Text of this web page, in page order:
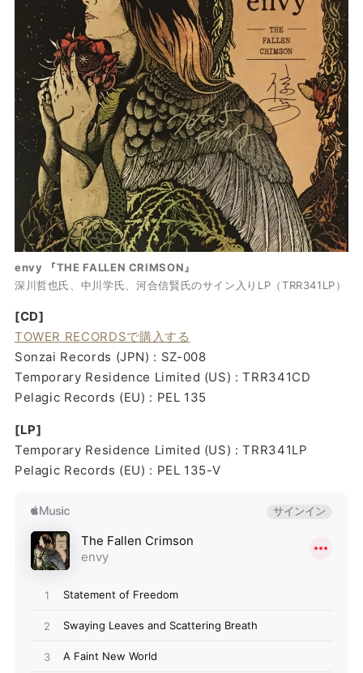
envy 『THE FALLEN CRIMSON』
深川哲也氏、中川学氏、河合信賢氏のサイン入りLP（TRR341LP）
[CD]
TOWER RECORDSで購入する
Sonzai Records (JPN) : SZ-008
Temporary Residence Limited (US) : TRR341CD
Pelagic Records (EU) : PEL 135
[LP]
Temporary Residence Limited (US) : TRR341LP
Pelagic Records (EU) : PEL 135-V